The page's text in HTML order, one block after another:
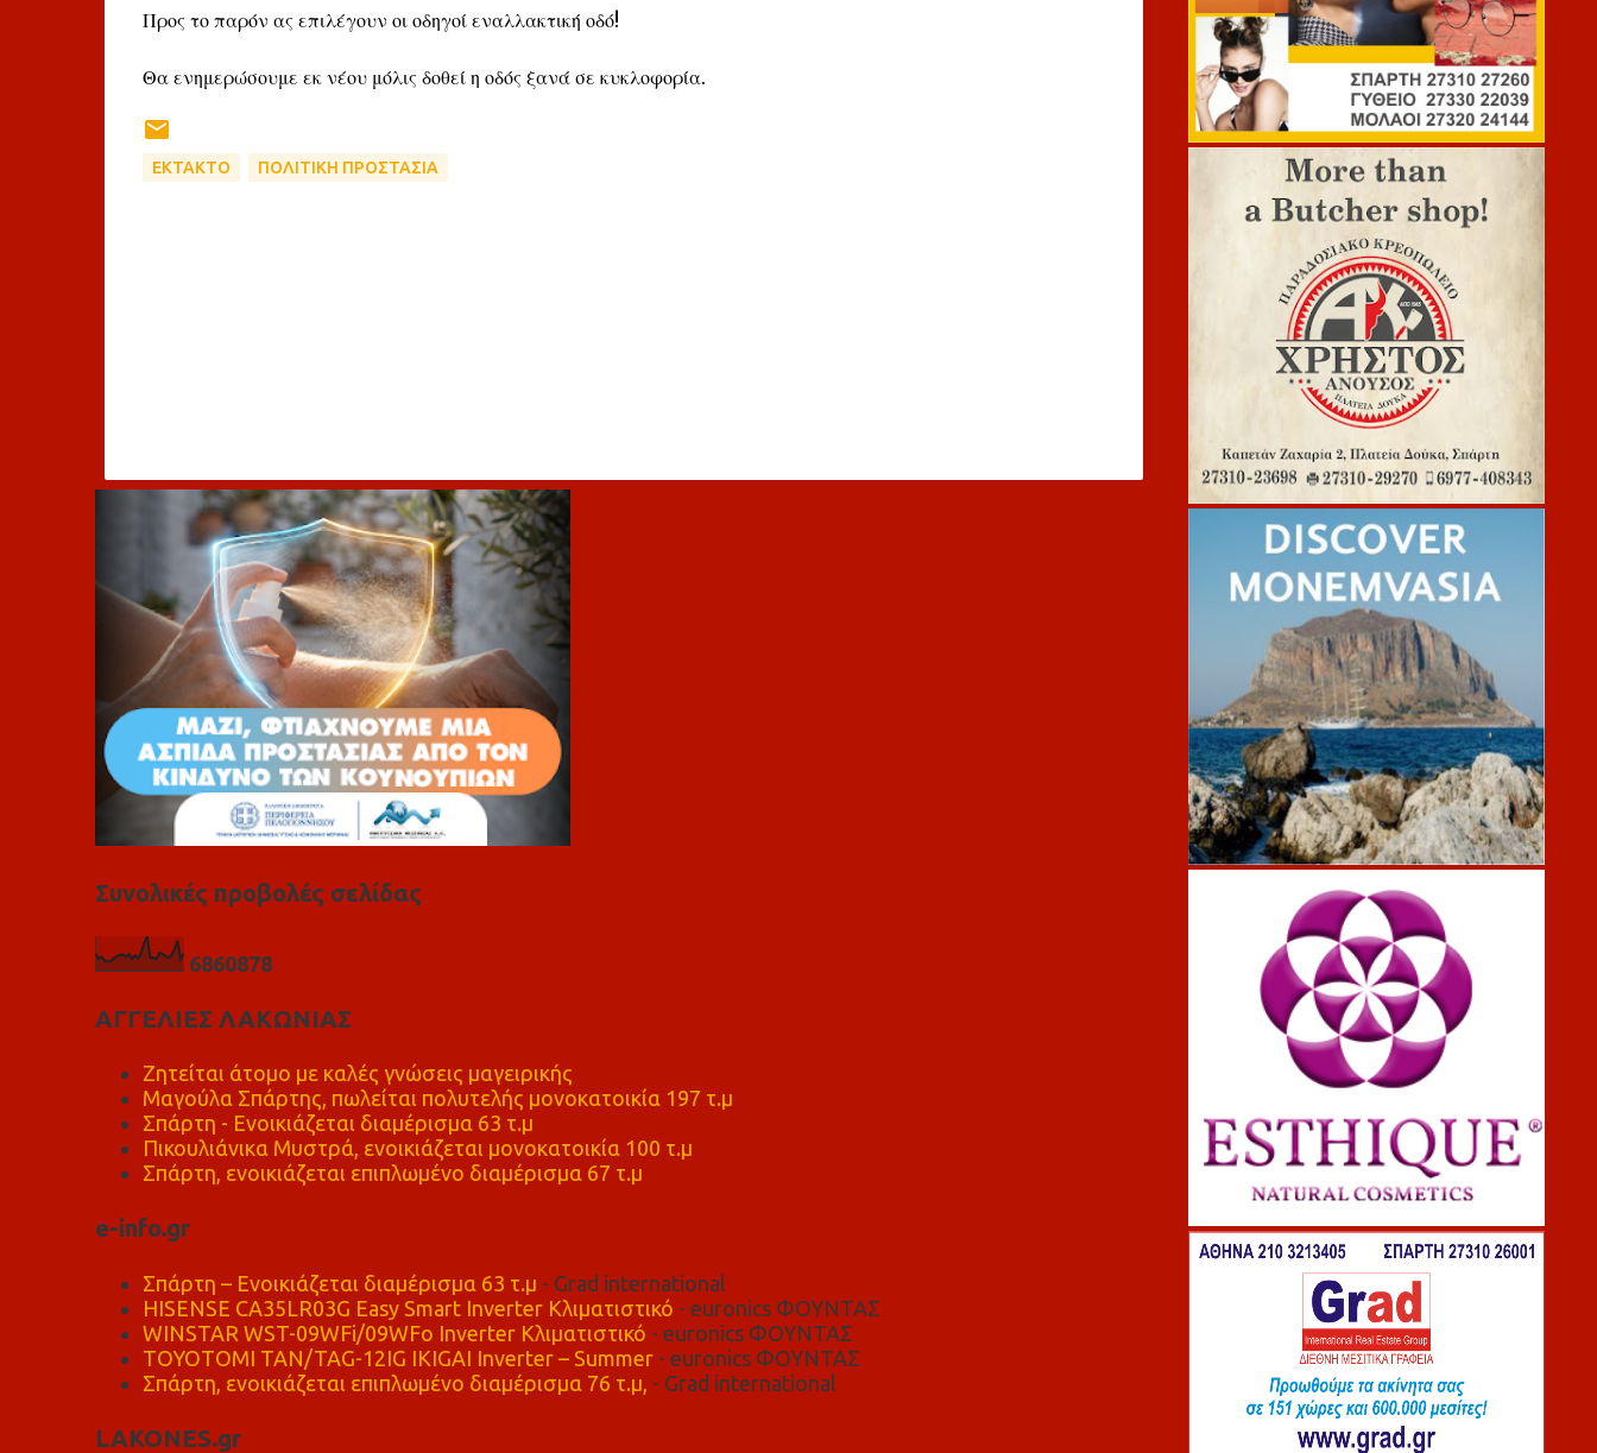
Προς το παρόν ας επιλέγουν οι οδηγοί εναλλακτική οδό!
Θα ενημερώσουμε εκ νέου μόλις δοθεί η οδός ξανά σε κυκλοφορία.
ΕΚΤΑΚΤΟ ΠΟΛΙΤΙΚΗ ΠΡΟΣΤΑΣΙΑ
λ
Συνολικές προβολές σελίδας
6860878
ΑΓΓΕΛΙΕΣ ΛΑΚΩΝΙΑΣ
Ζητείται άτομο με καλές γνώσεις μαγειρικής
Μαγούλα Σπάρτης, πωλείται πολυτελής μονοκατοικία 197 τ.μ
Σπάρτη - Ενοικιάζεται διαμέρισμα 63 τ.μ
Πικουλιάνικα Μυστρά, ενοικιάζεται μονοκατοικία 100 τ.μ
Σπάρτη, ενοικιάζεται επιπλωμένο διαμέρισμα 67 τ.μ
e-info.gr
Σπάρτη – Ενοικιάζεται διαμέρισμα 63 τ.μ - Grad international
HISENSE CA35LR03G Easy Smart Inverter Κλιματιστικό - euronics ΦΟΥΝΤΑΣ
WINSTAR WST-09WFi/09WFo Inverter Κλιματιστικό - euronics ΦΟΥΝΤΑΣ
TOYOTOMI TAN/TAG-12IG IKIGAI Inverter – Summer- euronics ΦΟΥΝΤΑΣ
Σπάρτη, ενοικιάζεται επιπλωμένο διαμέρισμα 76 τ.μ, - Grad international
LAKONES.gr